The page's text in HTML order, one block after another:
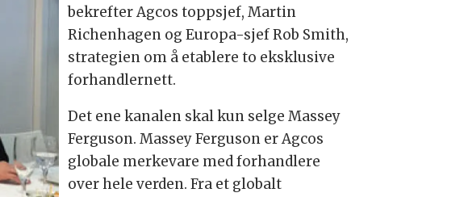
bekrefter Agcos toppsjef, Martin
Richenhagen og Europa-sjef Rob Smith,
strategien om å etablere to eksklusive
forhandlernett.
Det ene kanalen skal kun selge Massey
Ferguson. Massey Ferguson er Agcos
globale merkevare med forhandlere
over hele verden. Fra et globalt